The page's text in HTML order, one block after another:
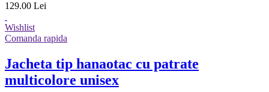
129.00 Lei
Wishlist
Comanda rapida
Jacheta tip hanaotac cu patrate
multicolore unisex